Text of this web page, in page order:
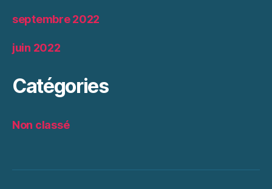
septembre 2022
juin 2022
Catégories
Non classé